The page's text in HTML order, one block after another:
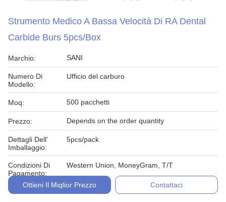
Strumento Medico A Bassa Velocità Di RA Dental
Carbide Burs 5pcs/Box
Marchio: SANI
Numero Di
Modello:
Ufficio del carburo
Moq: 500 pacchetti
Prezzo: Depends on the order quantity
Dettagli Dell'
Imballaggio:
5pcs/pack
Condizioni Di
Pagamento:
Western Union, MoneyGram, T/T
Ottieni Il Miglior Prezzo Contattaci